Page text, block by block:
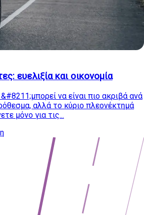
ευελιξία και οικονομία
να είναι πιο ακριβά ανά
αλλά το κύριο πλεονέκτημά
μόνο για τις...